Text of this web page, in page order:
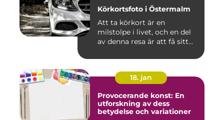
Körkortsfoto i Östermalm
Att ta körkort är en
milstolpe i livet, och en del
av denna resa är att få sitt...
18. jan
Provocerande konst: En
utforskning av dess
betydelse och variationer